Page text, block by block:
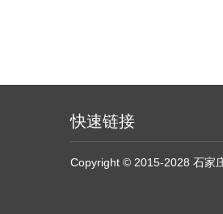
快速链接
Copyright © 2015-2028 石家